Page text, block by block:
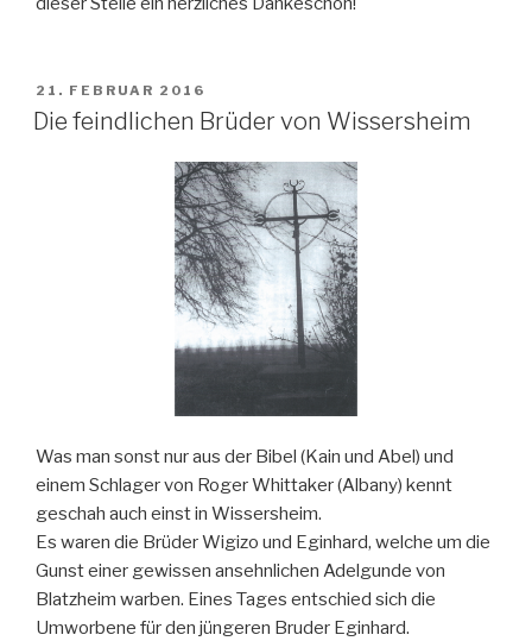
VERÖFFENTLICHT
AM
21. FEBRUAR 2016
Die feindlichen Brüder von Wissersheim
Was man sonst nur aus der Bibel (Kain und Abel) und
einem Schlager von Roger Whittaker (Albany) kennt
geschah auch einst in Wissersheim.
Es waren die Brüder Wigizo und Eginhard, welche um die
Gunst einer gewissen ansehnlichen Adelgunde von
Blatzheim warben. Eines Tages entschied sich die
Umworbene für den jüngeren Bruder Eginhard.